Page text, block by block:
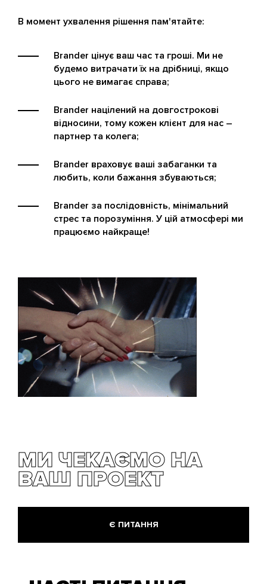
В момент ухвалення рішення пам'ятайте:
Brander цінує ваш час та гроші. Ми не
будемо витрачати їх на дрібниці, якщо
цього не вимагає справа;
Brander націлений на довгострокові
відносини, тому кожен клієнт для нас –
партнер та колега;
Brander враховує ваші забаганки та
любить, коли бажання збуваються;
Brander за послідовність, мінімальний
стрес та порозуміння. У цій атмосфері ми
працюємо найкраще!
МИ ЧЕКАЄМО НА
ВАШ ПРОЕКТ
Є ПИТАННЯ